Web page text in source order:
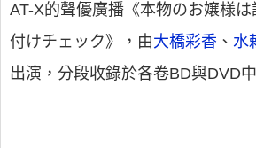
AT-X的聲優廣播《本物のお嬢様
付けチェック》，由大橋彩香 、 水
出演，分段收錄於各卷BD與DVD中